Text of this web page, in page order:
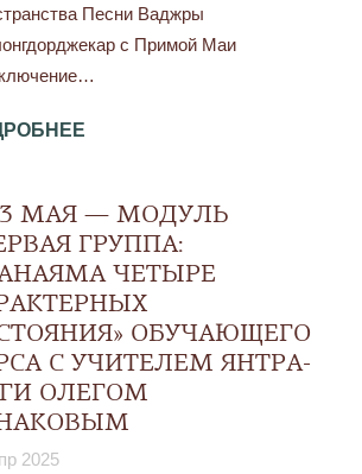
Песни Ваджры
с Примой Маи
МАЯ — МОДУЛЬ
ГРУППА:
ЧЕТЫРЕ
ОБУЧАЮЩЕГО
С УЧИТЕЛЕМ ЯНТРА-
ОЛЕГОМ
2025